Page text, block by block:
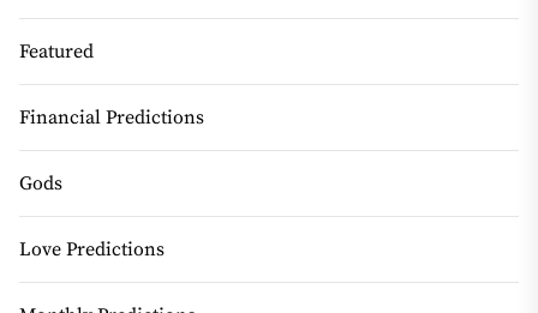
Featured
Financial Predictions
Gods
Love Predictions